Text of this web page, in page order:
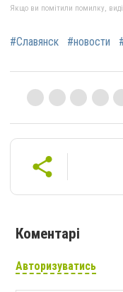
Якщо ви помітили помилку,
#Славянск #новости
Коментарі
Авторизуватись